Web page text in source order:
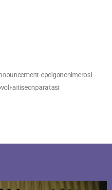
epeigonenimerosi-
aitiseonparatasi